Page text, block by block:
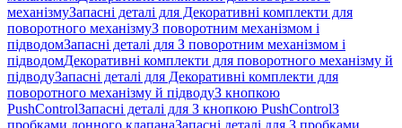
механізмуЗапасні деталі для Декоративні комплекти для
поворотного механізмуЗ поворотним механізмом і
підводомЗапасні деталі для З поворотним механізмом і
підводомДекоративні комплекти для поворотного механізму й
підводуЗапасні деталі для Декоративні комплекти для
поворотного механізму й підводуЗ кнопкою
PushControlЗапасні деталі для З кнопкою PushControlЗ
пробками донного клапанаЗапасні деталі для З пробками